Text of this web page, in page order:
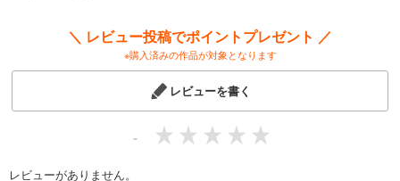
＼ レビュー投稿でポイントプレゼント ／
※購入済みの作品が対象となります
レビューを書く
-
レビューがありません。